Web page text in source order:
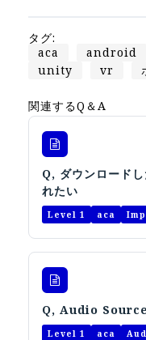
オ
タグ:
aca
android
unity
vr
関連するQ＆A
Q, ダウンロード
れたい
Level 1 aca
Q, Audio Source
Level 1 aca